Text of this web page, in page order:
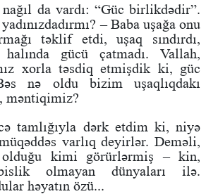
da vardı: “Güc birlikdədir”.
– Baba uşağa onu
təklif etdi, uşaq sındırdı,
gücü çatmadı. Vallah,
xorla təsdiq etmişdik ki, güc
nə oldu bizim uşaqlıqdakı
məntiqimiz?
tamlığıyla dərk etdim ki, niyə
varlıq deyirlər. Deməli,
olduğu kimi görürlərmiş – kin,
olmayan dünyaları ilə.
həyatın özü...